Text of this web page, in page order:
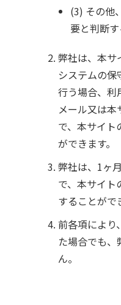
(3) その他
要と判断
弊社は、本サ
システムの保
行う場合、利
メール又は
で、本サイト
ができます。
弊社は、1ヶ
で、本サイト
することがで
前各項により
た場合でも
ん。